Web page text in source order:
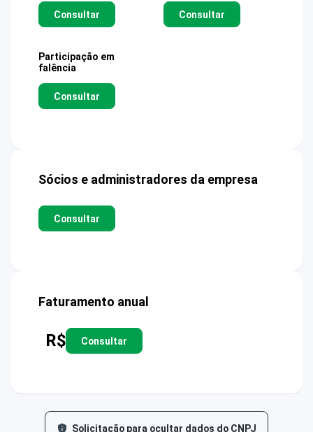
Consultar Consultar
Participação em
falência
Consultar
Sócios e administradores da empresa
Consultar
Faturamento anual
R$ Consultar
Solicitação para ocultar dados do CNPJ